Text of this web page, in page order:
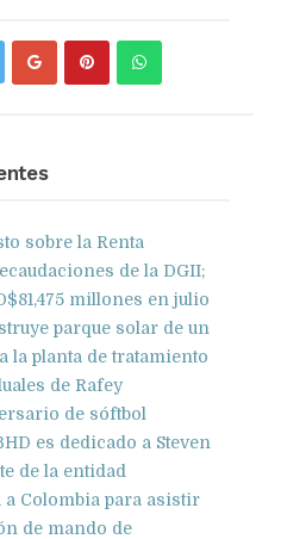
Share Pin Send
sobre la Renta
de la DGII;
millones en julio
parque solar de un
la planta de tratamiento
de Rafey
de sóftbol
es dedicado a Steven
de la entidad
a Colombia para asistir
de mando de